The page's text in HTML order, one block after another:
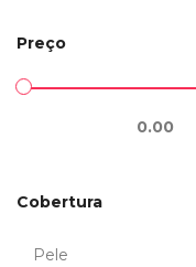
Preço
0.00
Cobertura
Pele